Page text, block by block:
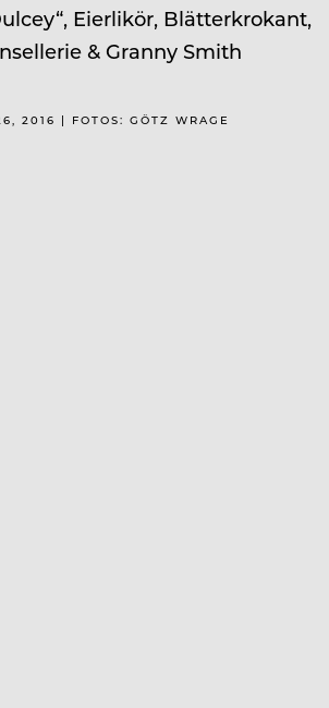
Eierlikör, Blätterkrokant,
& Granny Smith
2016 | FOTOS: GÖTZ WRAGE